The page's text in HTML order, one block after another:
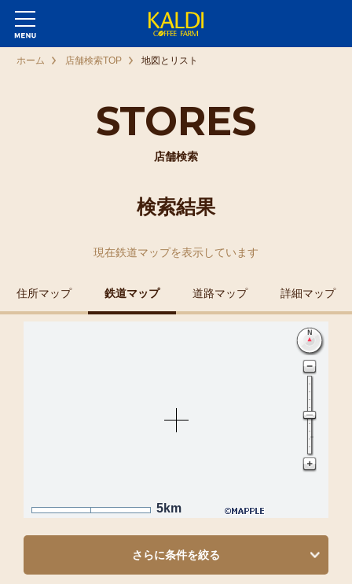
STORES
店舗検索
ホーム 店舗検索TOP 地図とリスト
検索結果
現在鉄道マップを表示しています
住所マップ 鉄道マップ 道路マップ 詳細マップ
5km
さらに条件を絞る